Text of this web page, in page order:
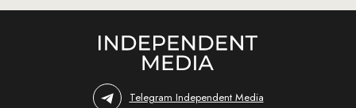
Telegram Independent Media